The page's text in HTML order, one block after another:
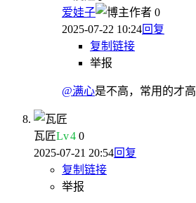
爱娃子 作者 0
2025-07-22 10:24回复
复制链接
举报
@满心是不高，常用的才高
瓦匠Lv4 0
2025-07-21 20:54回复
复制链接
举报